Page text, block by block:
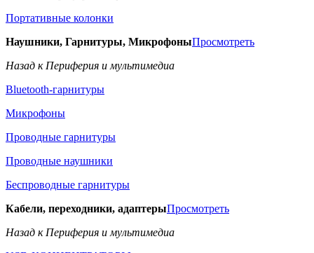
Портативные колонки
Наушники, Гарнитуры, МикрофоныПросмотреть
Назад к Периферия и мультимедиа
Bluetooth-гарнитуры
Микрофоны
Проводные гарнитуры
Проводные наушники
Беспроводные гарнитуры
Кабели, переходники, адаптерыПросмотреть
Назад к Периферия и мультимедиа